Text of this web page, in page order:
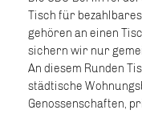
Tisch für
gehören an einen
sichern wir nur
An diesem Runden
städtische
Genossenschaften,